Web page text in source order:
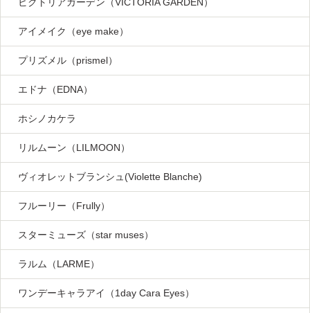
アイメイク（eye make）
プリズメル（prismel）
エドナ（EDNA）
ホシノカケラ
リルムーン（LILMOON）
ヴィオレットブランシュ(Violette Blanche)
フルーリー（Frully）
スターミューズ（star muses）
ラルム（LARME）
ワンデーキャラアイ（1day Cara Eyes）